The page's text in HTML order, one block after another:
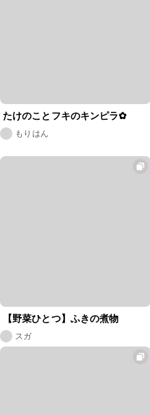
たけのことフキのキンピラ✿
もりはん
【野菜ひとつ】ふきの煮物
スガ